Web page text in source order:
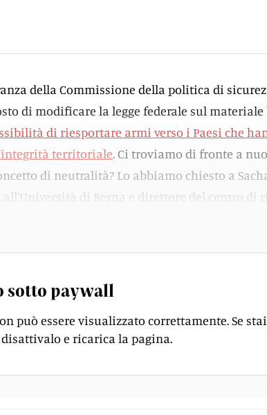
della Commissione della politica di
di modificare la legge federale sul materiale
di riesportare armi verso i Paesi che
territoriale. Ci troviamo di fronte a
di neutralità? Lo abbiamo chiesto a
di Berna e direttore del centro di
sotto paywall
può essere visualizzato correttamente. Se
e ricarica la pagina.